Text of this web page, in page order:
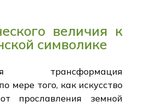
величия к
символике
трансформация
мере того, как искусство
прославления земной